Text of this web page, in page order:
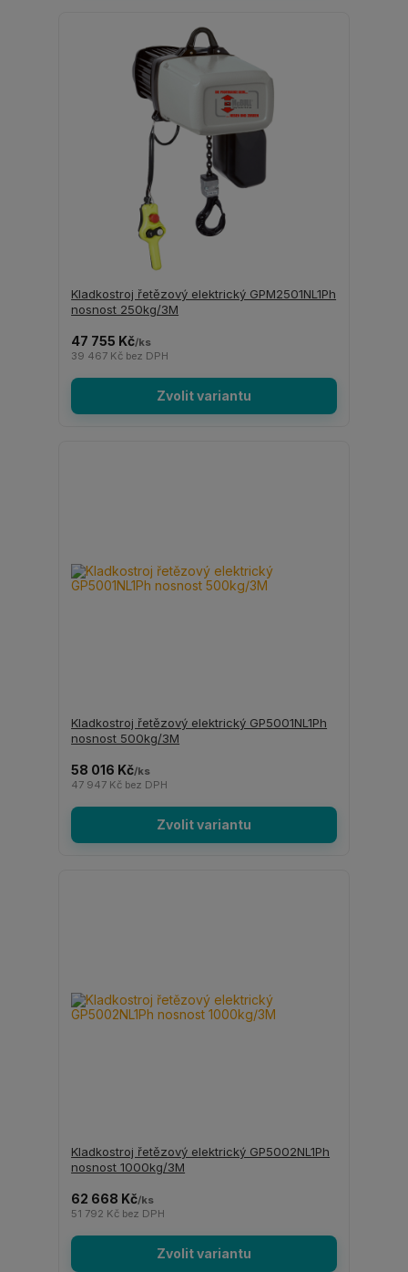
Kladkostroj řetězový elektrický GPM2501NL1Ph
nosnost 250kg/3M
47 755 Kč/ks
39 467 Kč bez DPH
Zvolit variantu
Kladkostroj řetězový elektrický GP5001NL1Ph
nosnost 500kg/3M
58 016 Kč/ks
47 947 Kč bez DPH
Zvolit variantu
Kladkostroj řetězový elektrický GP5002NL1Ph
nosnost 1000kg/3M
62 668 Kč/ks
51 792 Kč bez DPH
Zvolit variantu